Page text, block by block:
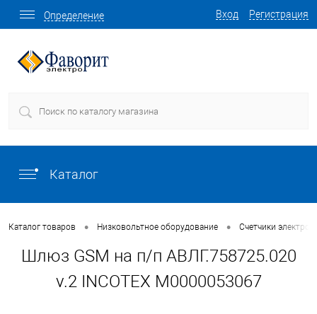
Вход Регистрация
Определение
Каталог
Каталог товаров • Низковольтное оборудование • Счетчики
Шлюз GSM на п/п АВЛГ.758725.020
v.2 INCOTEX М0000053067